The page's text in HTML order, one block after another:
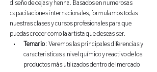
diseño de cejas y henna. Basados en numerosas
capacitaciones internacionales, formulamos todas
nuestras clases y cursos profesionales para que
puedas crecer como la artista que deseas ser.
Temario : Veremos las principales diferencias y
caracteristicas a nivel químico y reactivo de los
productos más utilizados dentro del mercado